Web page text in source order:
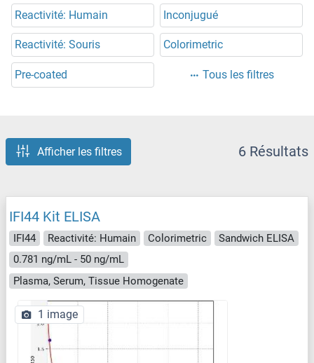
Reactivité: Humain
Inconjugué
Reactivité: Souris Colorimetric
Pre-coated Tous les filtres
Afficher les filtres 6 Résultats
IFI44 Kit ELISA
IFI44 Reactivité: Humain Colorimetric
Sandwich ELISA
0.781 ng/mL - 50 ng/mL
Plasma, Serum, Tissue Homogenate
1 image